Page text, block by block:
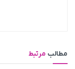
مطالب مرتبط